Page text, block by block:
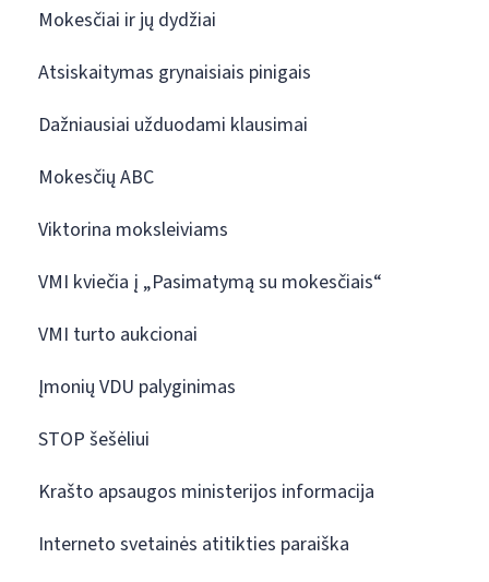
Mokesčiai ir jų dydžiai
Atsiskaitymas grynaisiais pinigais
Dažniausiai užduodami klausimai
Mokesčių ABC
Viktorina moksleiviams
VMI kviečia į „Pasimatymą su mokesčiais“
VMI turto aukcionai
Įmonių VDU palyginimas
STOP šešėliui
Krašto apsaugos ministerijos informacija
Interneto svetainės atitikties paraiška